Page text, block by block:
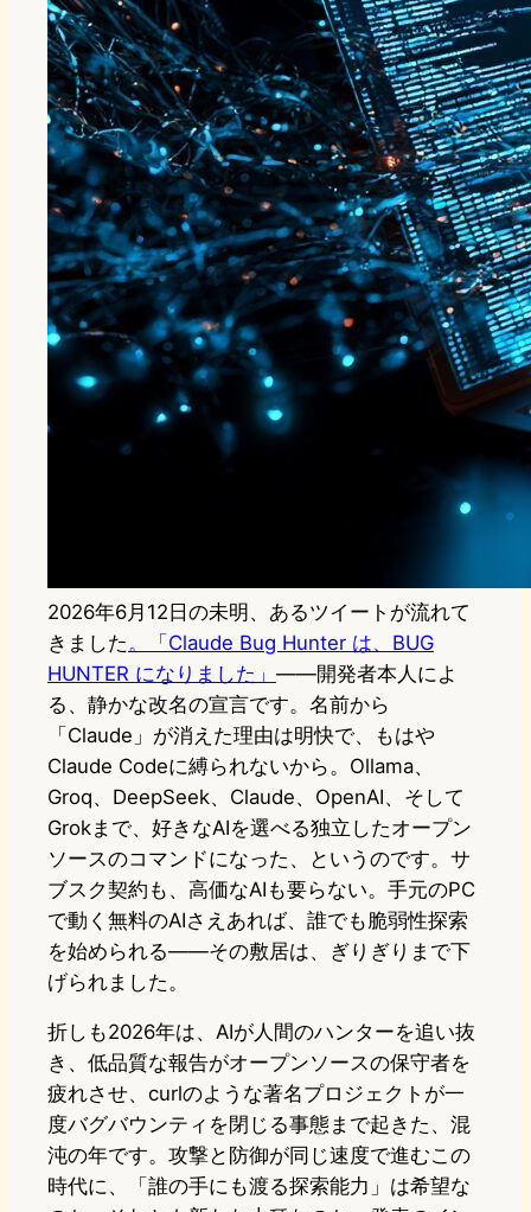
2026年6月12日の未明、あるツイートが流れて
きました。「Claude Bug Hunter は、BUG
HUNTER になりました」 ——開発者本人によ
る、静かな改名の宣言です。名前から
「Claude」が消えた理由は明快で、もはや
Claude Codeに縛られないから。Ollama、
Groq、DeepSeek、Claude、OpenAI、そして
Grokまで、好きなAIを選べる独立したオープン
ソースのコマンドになった、というのです。サ
ブスク契約も、高価なAIも要らない。手元のPC
で動く無料のAIさえあれば、誰でも脆弱性探索
を始められる——その敷居は、ぎりぎりまで下
げられました。
折しも2026年は、AIが人間のハンターを追い抜
き、低品質な報告がオープンソースの保守者を
疲れさせ、curlのような著名プロジェクトが一
度バグバウンティを閉じる事態まで起きた、混
沌の年です。攻撃と防御が同じ速度で進むこの
時代に、「誰の手にも渡る探索能力」は希望な